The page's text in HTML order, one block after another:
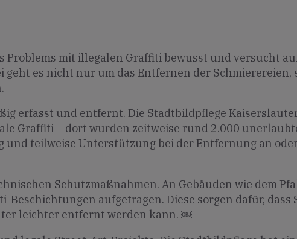
Problems mit illegalen Graffiti bewusst und versucht
geht es nicht nur um das Entfernen der Schmierereien,
erfasst und entfernt. Die Stadtbildpflege
Graffiti – dort wurden zeitweise rund 2.000
und teilweise Unterstützung bei der Entfernung an
Schutzmaßnahmen. An Gebäuden wie dem
Beschichtungen aufgetragen. Diese sorgen dafür,
leichter entfernt werden kann. ￼